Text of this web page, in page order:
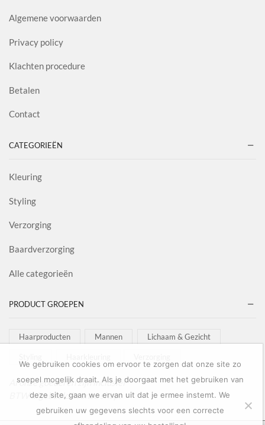
Algemene voorwaarden
Privacy policy
Klachten procedure
Betalen
Contact
CATEGORIEËN
Kleuring
Styling
Verzorging
Baardverzorging
Alle categorieën
PRODUCT GROEPEN
Haarproducten Mannen Lichaam & Gezicht
Al onze goederen zijn inclusief
BTW afgebeeld in onze shop!
We gebruiken cookies om ervoor te zorgen dat onze site zo
soepel mogelijk draait. Als je doorgaat met het gebruiken van
deze site, gaan we ervan uit dat je ermee instemt. We
gebruiken uw gegevens slechts voor een correcte